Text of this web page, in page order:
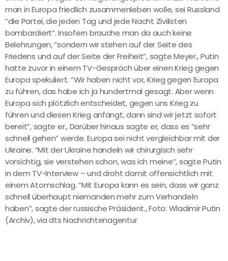
man in Europa friedlich zusammenleben wolle, sei Russland
“die Partei, die jeden Tag und jede Nacht Zivilisten
bombardiert”. Insofern brauche man da auch keine
Belehrungen, “sondern wir stehen auf der Seite des
Friedens und auf der Seite der Freiheit”, sagte Meyer., Putin
hatte zuvor in einem TV-Gespräch über einen Krieg gegen
Europa spekuliert. “Wir haben nicht vor, Krieg gegen Europa
zu führen, das habe ich ja hundertmal gesagt. Aber wenn
Europa sich plötzlich entscheidet, gegen uns Krieg zu
führen und diesen Krieg anfängt, dann sind wir jetzt sofort
bereit”, sagte er., Darüber hinaus sagte er, dass es “sehr
schnell gehen” werde. Europa sei nicht vergleichbar mit der
Ukraine. “Mit der Ukraine handeln wir chirurgisch sehr
vorsichtig, sie verstehen schon, was ich meine”, sagte Putin
in dem TV-Interview – und droht damit offensichtlich mit
einem Atomschlag. “Mit Europa kann es sein, dass wir ganz
schnell überhaupt niemanden mehr zum Verhandeln
haben”, sagte der russische Präsident., Foto: Wladimir Putin
(Archiv), via dts Nachrichtenagentur